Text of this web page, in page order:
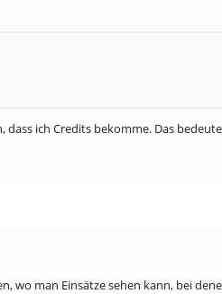
ich Credits bekomme. Das
man Einsätze sehen kann, bei